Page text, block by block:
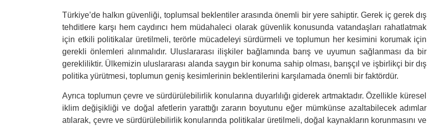
Türkiye’de halkın güvenliği, toplumsal beklentiler arasında önemli bir yere sahiptir. Gerek iç gerek dış
tehditlere karşı hem caydırıcı hem müdahaleci olarak güvenlik konusunda vatandaşları rahatlatmak
için etkili politikalar üretilmeli, terörle mücadeleyi sürdürmeli ve toplumun her kesimini korumak için
gerekli önlemleri alınmalıdır. Uluslararası ilişkiler bağlamında barış ve uyumun sağlanması da bir
gerekliliktir. Ülkemizin uluslararası alanda saygın bir konuma sahip olması, barışçıl ve işbirlikçi bir dış
politika yürütmesi, toplumun geniş kesimlerinin beklentilerini karşılamada önemli bir faktördür.
Ayrıca toplumun çevre ve sürdürülebilirlik konularına duyarlılığı giderek artmaktadır. Özellikle küresel
iklim değişikliği ve doğal afetlerin yarattığı zararın boyutunu eğer mümkünse azaltabilecek adımlar
atılarak, çevre ve sürdürülebilirlik konularında politikalar üretilmeli, doğal kaynakların korunmasını ve